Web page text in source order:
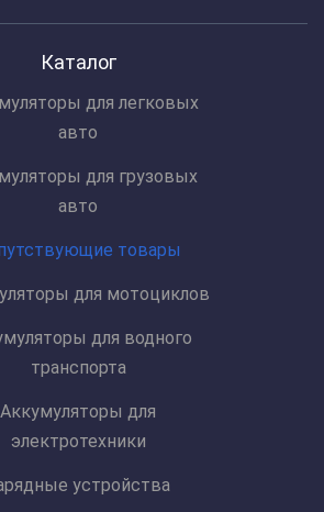
Каталог
для легковых
авто
для грузовых
авто
товары
для мотоциклов
для водного
транспорта
Аккумуляторы для
электротехники
устройства